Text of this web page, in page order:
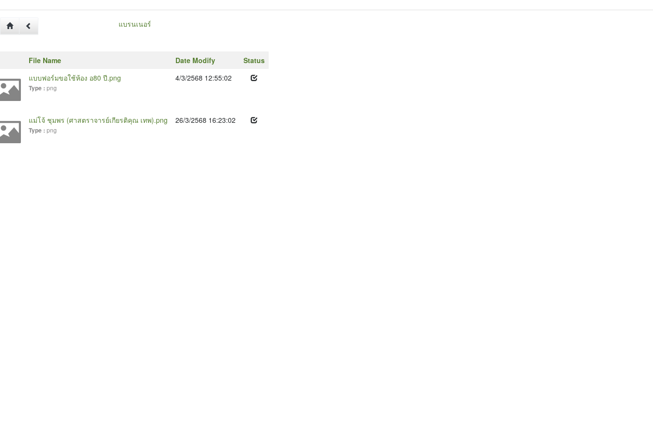
แบรนเนอร์
File Name Date Modify
Status
แบบฟอร์มขอใช้ห้อง อ80 ปี.png
Type : png
4/3/2568 12:55:02
แม่โจ้ ชุมพร (ศาสตราจารย์เกียรติคุณ เทพ).png
Type : png
26/3/2568 16:23:02